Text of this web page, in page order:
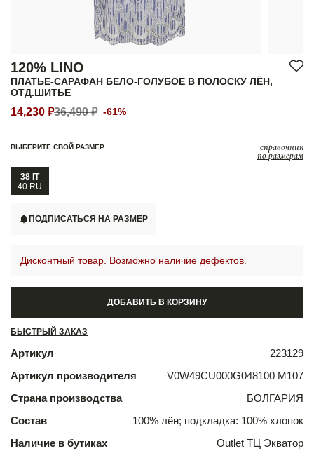
120% LINO
ПЛАТЬЕ-САРАФАН БЕЛО-ГОЛУБОЕ В ПОЛОСКУ ЛЁН,
ОТД.ШИТЬЕ
14,230 ₽36,490 ₽ -61%
ВЫБЕРИТЕ СВОЙ РАЗМЕР справочник
по размерам
38 IT
40 RU
ПОДПИСАТЬСЯ НА РАЗМЕР
Дисконтный товар. Возможно наличие дефектов.
ДОБАВИТЬ В КОРЗИНУ
БЫСТРЫЙ ЗАКАЗ
Артикул
223129
Артикул производителя
V0W49CU000G048100 М107
Страна производства
БОЛГАРИЯ
Состав
100% лён; подкладка: 100% хлопок
Наличие в бутиках
Outlet ТЦ Экватор